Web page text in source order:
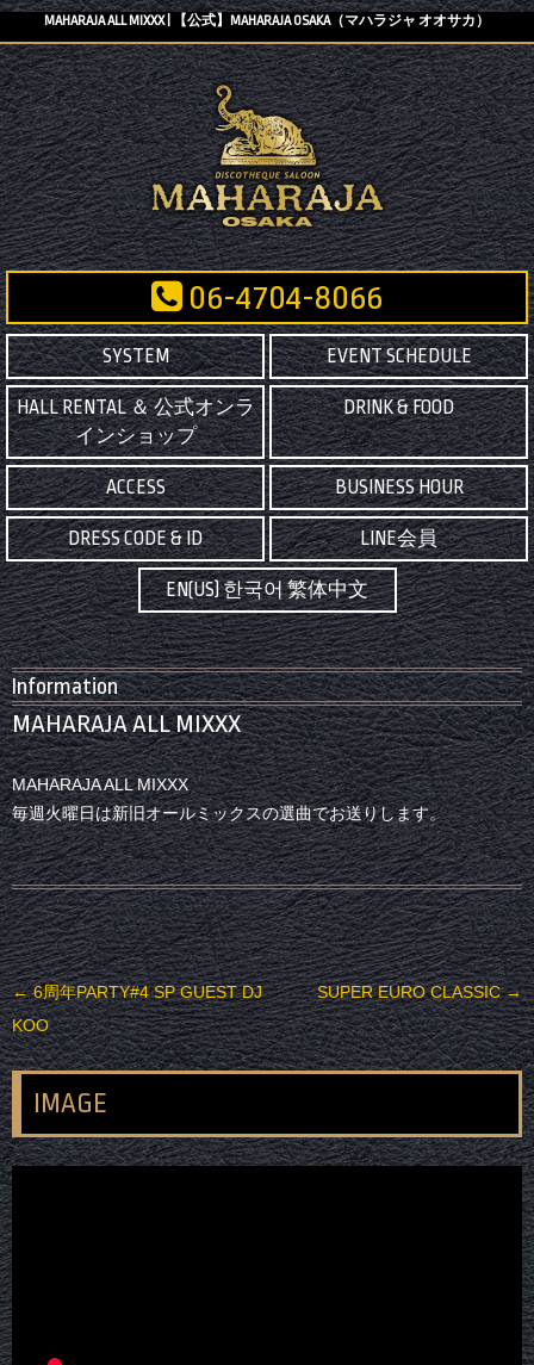
MAHARAJA ALL MIXXX | 【公式】MAHARAJA OSAKA（マハラジャ オオサカ）
06-4704-8066
SYSTEM EVENT SCHEDULE
HALL RENTAL ＆ 公式オンラ
インショップ
DRINK & FOOD
ACCESS BUSINESS HOUR
DRESS CODE & ID LINE会員
EN(US) 한국어 繁体中文
Information
MAHARAJA ALL MIXXX
MAHARAJA ALL MIXXX
毎週火曜日は新旧オールミックスの選曲でお送りします。
投稿ナビゲーション
←6周年PARTY#4 SP GUEST DJ
KOO
SUPER EURO CLASSIC→
IMAGE